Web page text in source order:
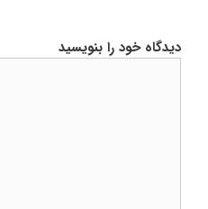
دیدگاه خود را بنویسید